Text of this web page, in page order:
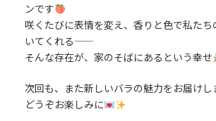
ンです
咲くたびに表情を変え、香りと色で私たち
いてくれる――
そんな存在が、家のそばにあるという幸せ
次回も、また新しいバラの魅力をお届けし
どうぞお楽しみに